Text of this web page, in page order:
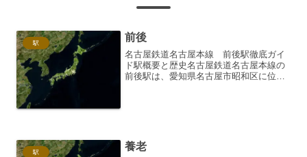
駅 前後
名古屋鉄道名古屋本線 前後駅徹底ガイ
ド駅概要と歴史名古屋鉄道名古屋本線の
前後駅は、愛知県名古屋市昭和区に位置
駅 養老